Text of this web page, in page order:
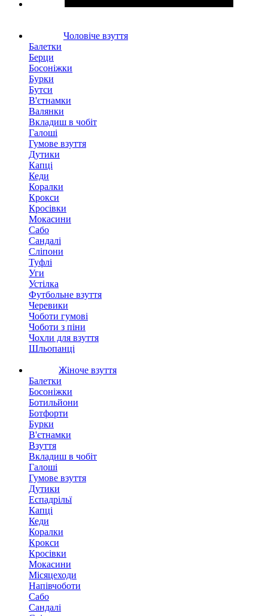
Чоловіче взуття
Балетки
Берци
Босоніжки
Бурки
Бутси
В'єтнамки
Валянки
Вкладиш в чобіт
Галоші
Гумове взуття
Дутики
Капці
Кеди
Коралки
Крокси
Кросівки
Мокасини
Сабо
Сандалі
Сліпони
Туфлі
Уги
Устілка
Футбольне взуття
Черевики
Чоботи гумові
Чоботи з піни
Чохли для взуття
Шльопанці
Жіноче взуття
Балетки
Босоніжки
Ботильйони
Ботфорти
Бурки
В'єтнамки
Взуття
Вкладиш в чобіт
Галоші
Гумове взуття
Дутики
Еспадрільї
Капці
Кеди
Коралки
Крокси
Кросівки
Мокасини
Місяцеходи
Напівчоботи
Сабо
Сандалі